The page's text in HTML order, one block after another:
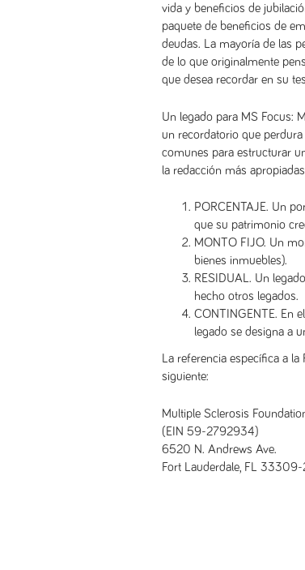
vida y beneficios de
paquete de beneficios de
deudas. La mayoría de las
de lo que originalmente
que desea recordar en su
Un legado para MS Focus:
un recordatorio que
comunes para estructurar
la redacción más
PORCENTAJE. Un
que su patrimonio
MONTO FIJO. Un
bienes inmuebles).
RESIDUAL. Un
hecho otros legados.
CONTINGENTE. En
legado se designa a
La referencia específica a
siguiente:
Multiple Sclerosis
(EIN 59-2792934)
6520 N. Andrews Ave.
Fort Lauderdale, FL